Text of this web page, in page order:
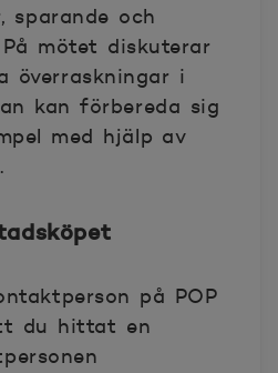
sparande och
mötet diskuterar
överraskningar i
kan förbereda sig
med hjälp av
på POP
du hittat en